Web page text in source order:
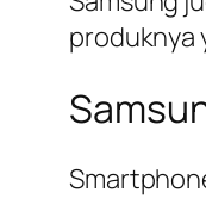
produknya